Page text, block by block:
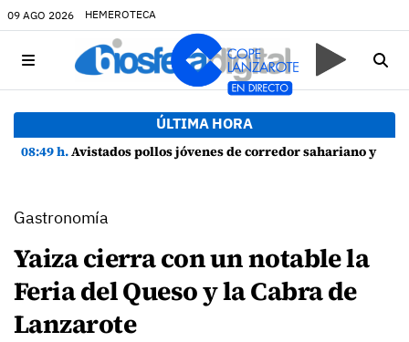
09 AGO 2026 HEMEROTECA
ÚLTIMA HORA
08:49 h.Avistados pollos jóvenes de corredor sahariano y episodios de cortejo de hubara cerca del rally de Lanzarote
Gastronomía
Yaiza cierra con un notable la
Feria del Queso y la Cabra de
Lanzarote